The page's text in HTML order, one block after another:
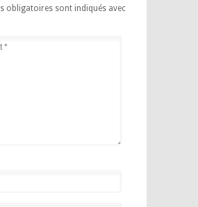
obligatoires sont indiqués avec